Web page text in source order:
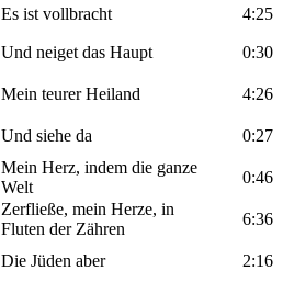
Es ist vollbracht 4:25
Und neiget das Haupt 0:30
Mein teurer Heiland 4:26
Und siehe da 0:27
Mein Herz, indem die ganze
Welt
0:46
Zerfließe, mein Herze, in
Fluten der Zähren
6:36
Die Jüden aber 2:16